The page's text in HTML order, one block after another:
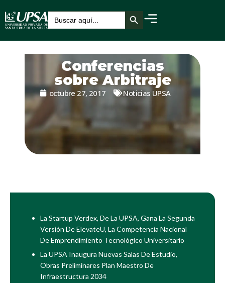
Buscar: Botón de búsqueda
Conferencias
sobre Arbitraje
octubre 27, 2017 Noticias UPSA
La Startup Verdex, De La UPSA, Gana La Segunda
Versión De ElevateU, La Competencia Nacional
De Emprendimiento Tecnológico Universitario
La UPSA Inaugura Nuevas Salas De Estudio,
Obras Preliminares Plan Maestro De
Infraestructura 2034